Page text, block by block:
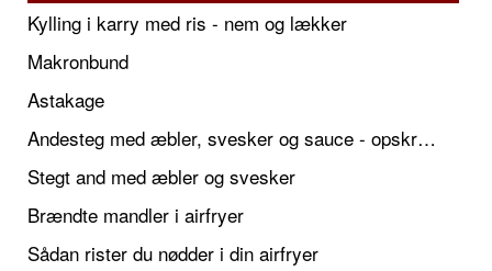
Kylling i karry med ris - nem og lækker
Makronbund
Astakage
Andesteg med æbler, svesker og sauce - opskrift også til jul
Stegt and med æbler og svesker
Brændte mandler i airfryer
Sådan rister du nødder i din airfryer